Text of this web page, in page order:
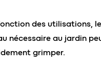
des utilisations,
nécessaire au jardin
grimper.